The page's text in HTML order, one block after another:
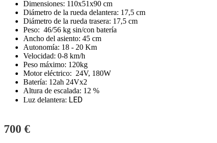
Dimensiones: 110x51x90 cm
Diámetro de la rueda delantera: 17,5 cm
Diámetro de la rueda trasera: 17,5 cm
Peso: 46/56 kg sin/con batería
Ancho del asiento: 45 cm
Autonomía: 18 - 20 Km
Velocidad: 0-8 km/h
Peso máximo: 120kg
Motor eléctrico: 24V, 180W
Batería: 12ah 24Vx2
Altura de escalada: 12 %
Luz delantera: LED
700 €